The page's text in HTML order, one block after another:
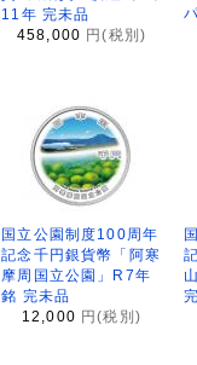
11年 完未品
458,000 円(税別)
国立公園制度100周年
記念千円銀貨幣「阿寒
摩周国立公園」R7年
銘 完未品
12,000 円(税別)